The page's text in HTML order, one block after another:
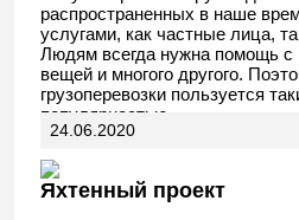
распространенных в наше
услугами, как частные лица,
Людям всегда нужна помощь с
вещей и многого другого.
грузоперевозки пользуется
популярностью.
24.06.2020
Яхтенный проект